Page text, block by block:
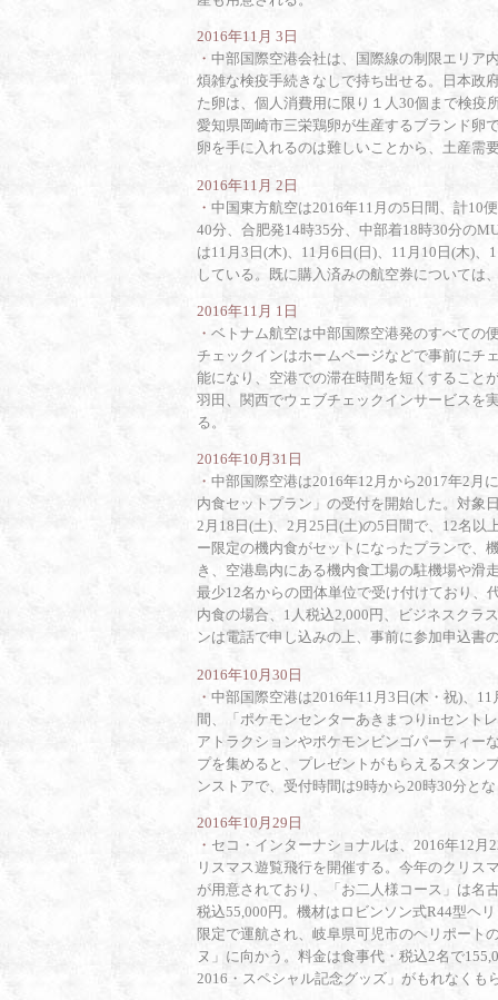
2016年11月 3日
・ 中部国際空港会社は、国際線の制限エリア
煩雑な検疫手続きなしで持ち出せる。日本政
た卵は、個人消費用に限り１人30個まで検疫
愛知県岡崎市三栄鶏卵が生産するブランド卵
卵を手に入れるのは難しいことから、土産需
2016年11月 2日
・ 中国東方航空は2016年11月の5日間、計10
40分、合肥発14時35分、中部着18時30分の
は11月3日(木)、11月6日(日)、11月10日(木)
している。既に購入済みの航空券については
2016年11月 1日
・ ベトナム航空は中部国際空港発のすべての
チェックインはホームページなどで事前にチ
能になり、空港での滞在時間を短くすること
羽田、関西でウェブチェックインサービスを
る。
2016年10月31日
・ 中部国際空港は2016年12月から2017年2月
内食セットプラン」の受付を開始した。対象
2月18日(土)、2月25日(土)の5日間で、12名
ー限定の機内食がセットになったプランで、
き、空港島内にある機内食工場の駐機場や滑
最少12名からの団体単位で受け付けており、
内食の場合、1人税込2,000円、ビジネスクラ
ンは電話で申し込みの上、事前に参加申込書
2016年10月30日
・ 中部国際空港は2016年11月3日(木・祝)、
間、「ポケモンセンターあきまつりinセント
アトラクションやポケモンビンゴパーティー
プを集めると、プレゼントがもらえるスタン
ンストアで、受付時間は9時から20時30分と
2016年10月29日
・ セコ・インターナショナルは、2016年12
リスマス遊覧飛行を開催する。今年のクリス
が用意されており、「お二人様コース」は名
税込55,000円。機材はロビンソン式R44型ヘ
限定で運航され、岐阜県可児市のヘリポート
ヌ」に向かう。料金は食事代・税込2名で
2016・スペシャル記念グッズ」がもれなくも